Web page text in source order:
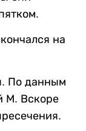
на
По данным
М. Вскоре